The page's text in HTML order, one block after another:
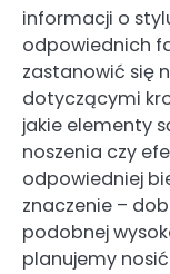
informacji o
odpowiednich
zastanowić się
dotyczącymi
jakie elementy
noszenia czy
odpowiedniej
znaczenie –
podobnej
planujemy